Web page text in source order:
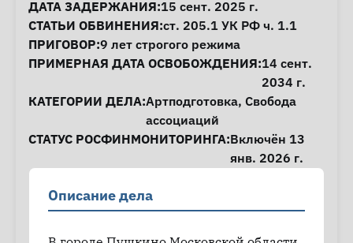
ДАТА ЗАДЕРЖАНИЯ:15 сент. 2025 г.
СТАТЬИ ОБВИНЕНИЯ:ст. 205.1 УК РФ ч. 1.1
ПРИГОВОР:9 лет строгого режима
ПРИМЕРНАЯ ДАТА ОСВОБОЖДЕНИЯ:14 сент.
2034 г.
КАТЕГОРИИ ДЕЛА:Артподготовка, Свобода
ассоциаций
СТАТУС РОСФИНМОНИТОРИНГА:Включён 13
янв. 2026 г.
Описание дела